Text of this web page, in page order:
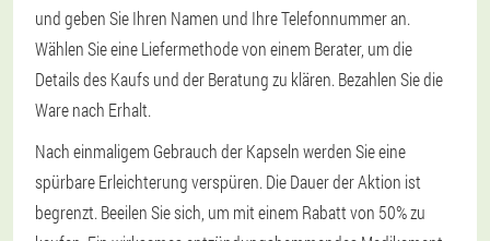
und geben Sie Ihren Namen und Ihre Telefonnummer an.
Wählen Sie eine Liefermethode von einem Berater, um die
Details des Kaufs und der Beratung zu klären. Bezahlen Sie die
Ware nach Erhalt.
Nach einmaligem Gebrauch der Kapseln werden Sie eine
spürbare Erleichterung verspüren. Die Dauer der Aktion ist
begrenzt. Beeilen Sie sich, um mit einem Rabatt von 50% zu